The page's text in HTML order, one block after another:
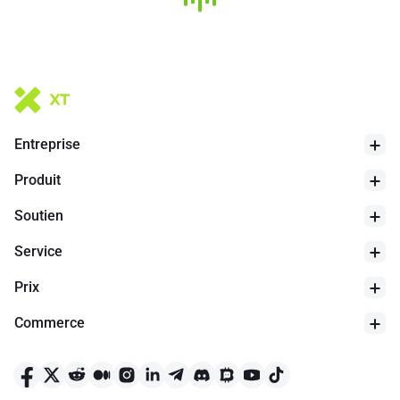
Entreprise
Produit
Soutien
Service
Prix
Commerce